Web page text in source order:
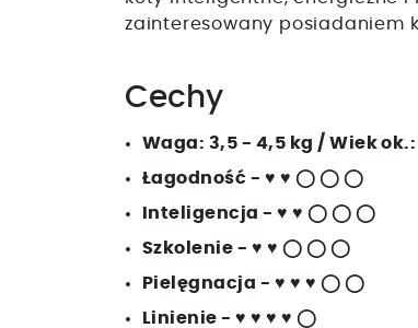
zainteresowany posiadaniem
Cechy
Waga: 3,5 - 4,5 kg / Wiek ok.:
Łagodność - ♥ ♥ ◯ ◯ ◯
Inteligencja - ♥ ♥ ◯ ◯ ◯
Szkolenie - ♥ ♥ ◯ ◯ ◯
Pielęgnacja - ♥ ♥ ♥ ◯ ◯
Linienie - ♥ ♥ ♥ ♥ ◯